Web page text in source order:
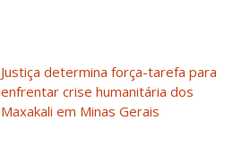
Justiça determina força-tarefa para
enfrentar crise humanitária dos
Maxakali em Minas Gerais